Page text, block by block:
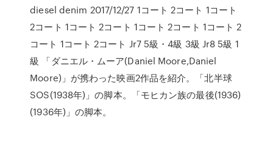
diesel denim 2017/12/27 1コート 2コート 1コート
2コート 1コート 2コート 1コート 2コート 1コート 2
コート 1コート 2コート Jr7 5級・4級 3級 Jr8 5級 1
級 「ダニエル・ムーア(Daniel Moore,Daniel
Moore)」が携わった映画2作品を紹介。「北半球
SOS(1938年)」の脚本。「モヒカン族の最後(1936)
(1936年)」の脚本。